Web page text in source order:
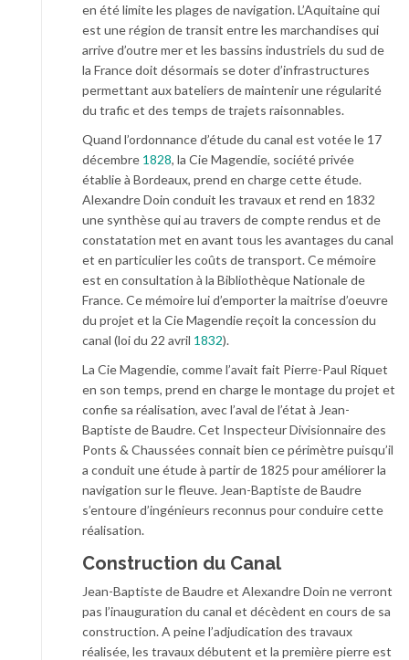
en été limite les plages de navigation. L’Aquitaine qui
est une région de transit entre les marchandises qui
arrive d’outre mer et les bassins industriels du sud de
la France doit désormais se doter d’infrastructures
permettant aux bateliers de maintenir une régularité
du trafic et des temps de trajets raisonnables.
Quand l’ordonnance d’étude du canal est votée le 17
décembre 1828, la Cie Magendie, société privée
établie à Bordeaux, prend en charge cette étude.
Alexandre Doin conduit les travaux et rend en 1832
une synthèse qui au travers de compte rendus et de
constatation met en avant tous les avantages du canal
et en particulier les coûts de transport. Ce mémoire
est en consultation à la Bibliothèque Nationale de
France. Ce mémoire lui d’emporter la maitrise d’oeuvre
du projet et la Cie Magendie reçoit la concession du
canal (loi du 22 avril 1832).
La Cie Magendie, comme l’avait fait Pierre-Paul Riquet
en son temps, prend en charge le montage du projet et
confie sa réalisation, avec l’aval de l’état à Jean-
Baptiste de Baudre. Cet Inspecteur Divisionnaire des
Ponts & Chaussées connait bien ce périmètre puisqu’il
a conduit une étude à partir de 1825 pour améliorer la
navigation sur le fleuve. Jean-Baptiste de Baudre
s’entoure d’ingénieurs reconnus pour conduire cette
réalisation.
Construction du Canal
Jean-Baptiste de Baudre et Alexandre Doin ne verront
pas l’inauguration du canal et décèdent en cours de sa
construction. A peine l’adjudication des travaux
réalisée, les travaux débutent et la première pierre est